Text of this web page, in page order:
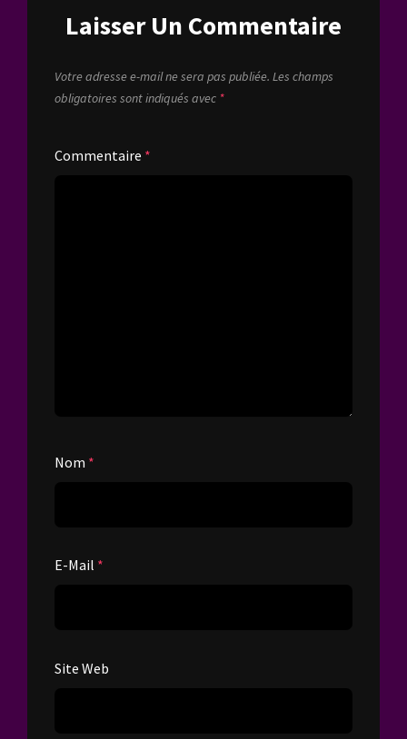
Laisser Un Commentaire
Votre adresse e-mail ne sera pas publiée. Les champs
obligatoires sont indiqués avec *
Commentaire *
Nom *
E-Mail *
Site Web